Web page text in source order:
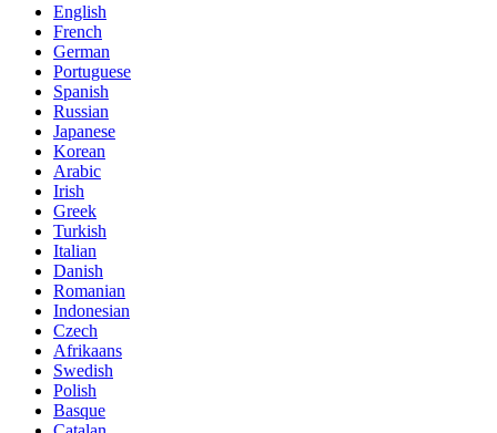
English
French
German
Portuguese
Spanish
Russian
Japanese
Korean
Arabic
Irish
Greek
Turkish
Italian
Danish
Romanian
Indonesian
Czech
Afrikaans
Swedish
Polish
Basque